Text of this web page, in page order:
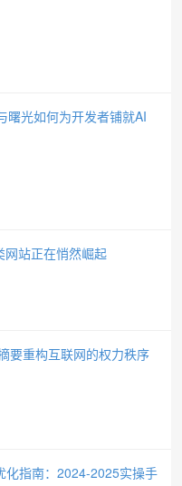
曙光如何为开发者铺就AI
网站正在悄然崛起
要重构互联网的权力秩序
化指南：2024-2025实操手